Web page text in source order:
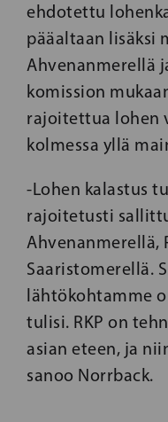
ehdotettu
pääaltaan lisäksi
Ahvenanmerellä
komission
rajoitettua lohen
kolmessa yllä
-Lohen kalastus
rajoitetusti
Ahvenanmerellä,
Saaristomerellä.
lähtökohtamme
tulisi. RKP on
asian eteen, ja
sanoo Norrback.